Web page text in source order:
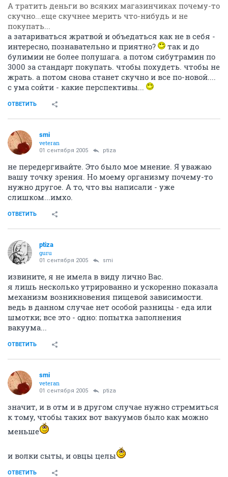
А тратить деньги во всяких магазинчиках почему-то
скучно...еще скучнее мерить что-нибудь и не
покупать...
а затариваться жратвой и объедаться как не в себя -
интересно, познавательно и приятно?
так и до
булимии не более полушага. а потом сибутрамин по
3000 за стандарт покупать. чтобы похудеть. чтобы не
жрать. а потом снова станет скучно и все по-новой....
с ума сойти - какие перспективы...
ОТВЕТИТЬ
smi
veteran
01 сентября 2005 ptiza
не передергивайте. Это было мое мнение. Я уважаю
вашу точку зрения. Но моему организму почему-то
нужно другое. А то, что вы написали - уже
слишком...имхо.
ОТВЕТИТЬ
ptiza
guru
01 сентября 2005 smi
извините, я не имела в виду лично Вас.
я лишь несколько утрированно и ускоренно показала
механизм возникновения пищевой зависимости.
ведь в данном случае нет особой разницы - еда или
шмотки; все это - одно: попытка заполнения
вакуума...
ОТВЕТИТЬ
smi
veteran
01 сентября 2005 ptiza
значит, и в отм и в другом случае нужно стремиться
к тому, чтобы таких вот вакуумов было как можно
меньше
и волки сыты, и овцы целы
ОТВЕТИТЬ